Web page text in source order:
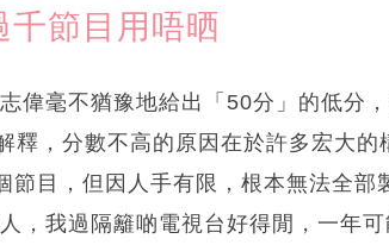
節目用唔晒
偉毫不猶豫地給出「50分」的低分
釋，分數不高的原因在於許多宏大的
目，但因人手有限，根本無法全部
，我過隔籬啲電視台好得閒，一年